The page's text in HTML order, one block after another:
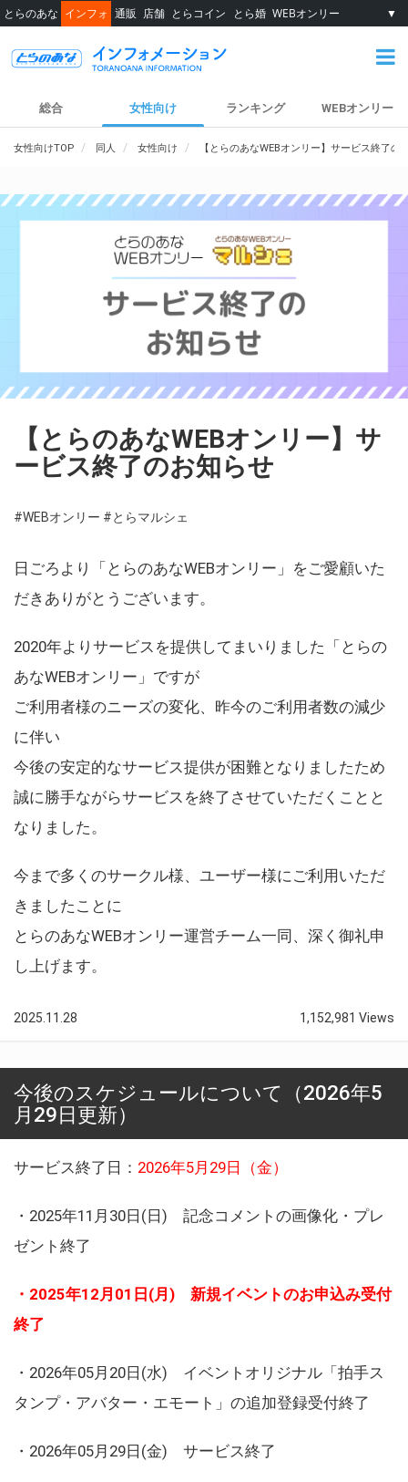
とらのあな インフォ 通販 店舗 とらコイン とら婚 WEBオンリー ▼
総合 女性向け ランキング WEBオンリー
女性向けTOP 同人 女性向け 【とらのあなWEBオンリー】サービス終了の
【とらのあなWEBオンリー】サ
ービス終了のお知らせ
#WEBオンリー #とらマルシェ
日ごろより「とらのあなWEBオンリー」をご愛顧いた
だきありがとうございます。
2020年よりサービスを提供してまいりました「とらの
あなWEBオンリー」ですが
ご利用者様のニーズの変化、昨今のご利用者数の減少
に伴い
今後の安定的なサービス提供が困難となりましたため
誠に勝手ながらサービスを終了させていただくことと
なりました。
今まで多くのサークル様、ユーザー様にご利用いただ
きましたことに
とらのあなWEBオンリー運営チーム一同、深く御礼申
し上げます。
2025.11.28 1,152,981 Views
今後のスケジュールについて（2026年5
月29日更新）
サービス終了日： 2026年5月29日（金）
・2025年11月30日(日) 記念コメントの画像化・プレ
ゼント終了
・2025年12月01日(月) 新規イベントのお申込み受付
終了
・2026年05月20日(水) イベントオリジナル「拍手ス
タンプ・アバター・エモート」の追加登録受付終了
・2026年05月29日(金) サービス終了